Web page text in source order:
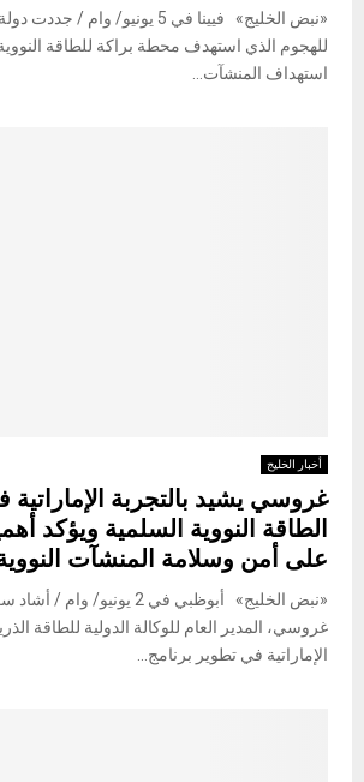
«نبض الخليج» فيينا في 5 يونيو/
للهجوم الذي استهدف محطة براكة للطاقة
استهداف المنشآت...
أخبار الخليج
غروسي يشيد بالتجربة
الطاقة النووية السلمية ويؤكد
على أمن وسلامة المنشآت
«نبض الخليج» أبوظبي في 2
غروسي، المدير العام للوكالة الدولية للطاقة
الإماراتية في تطوير برنامج...